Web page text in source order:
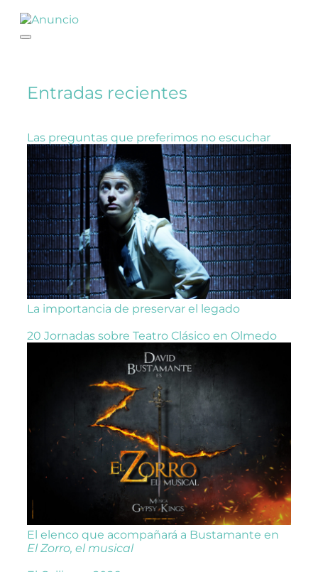
Entradas recientes
Las preguntas que preferimos no escuchar
La importancia de preservar el legado
20 Jornadas sobre Teatro Clásico en Olmedo
El elenco que acompañará a Bustamante en
El Zorro, el musical